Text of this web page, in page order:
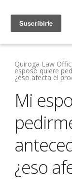
Quiroga Law
esposo quiere
¿eso afecta el
Mi
¿eso